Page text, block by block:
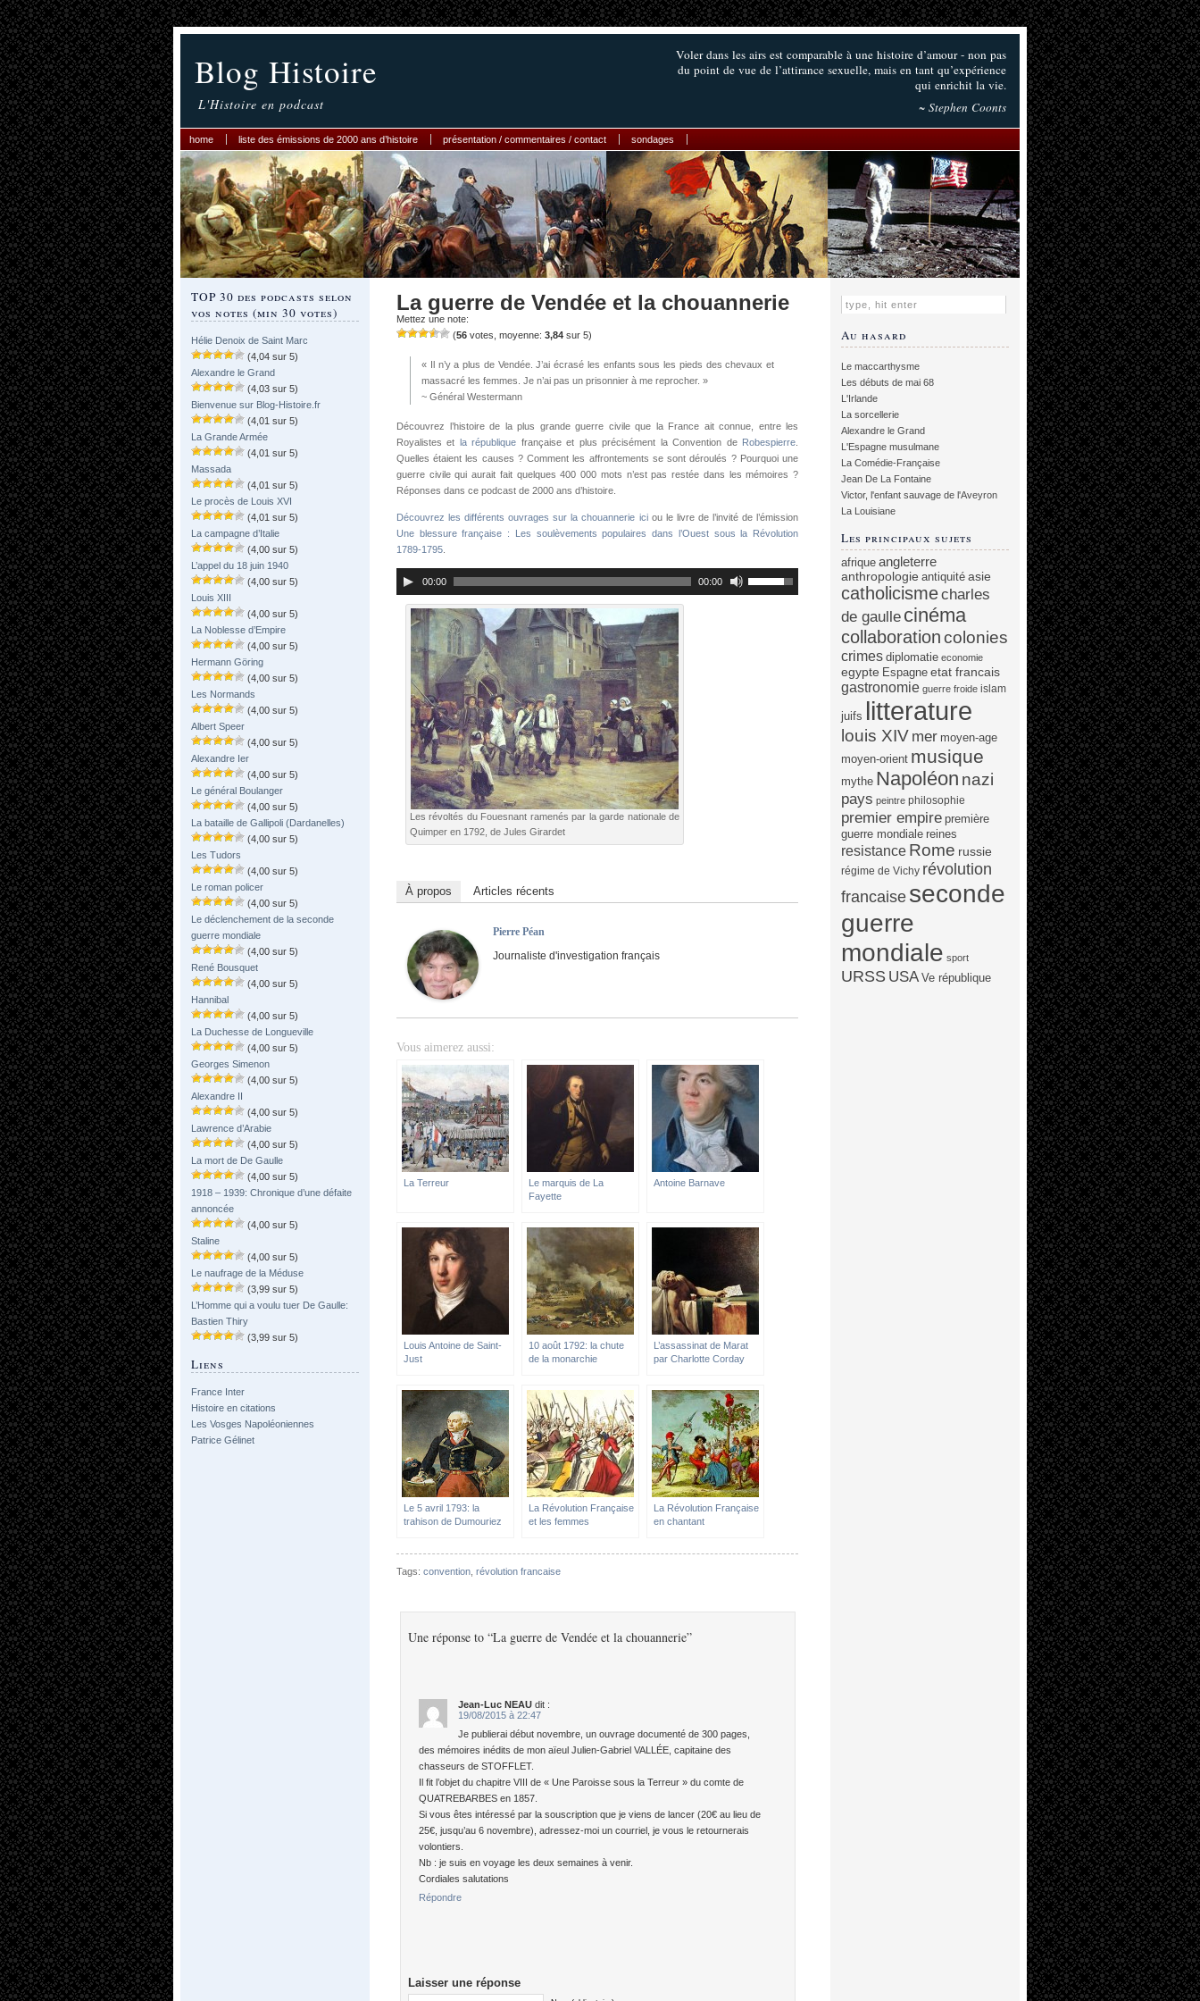
Blog Histoire
L'Histoire en podcast
Voler dans les airs est comparable à une histoire d’amour - non pas
du point de vue de l’attirance sexuelle, mais en tant qu’expérience
qui enrichit la vie.
~ Stephen Coonts
home liste des émissions de 2000 ans d’histoire présentation / commentaires / contact sondages
TOP 30 des podcasts selon
vos notes (min 30 votes)
Hélie Denoix de Saint Marc
(4,04 sur 5)
Alexandre le Grand
(4,03 sur 5)
Bienvenue sur Blog-Histoire.fr
(4,01 sur 5)
La Grande Armée
(4,01 sur 5)
Massada
(4,01 sur 5)
Le procès de Louis XVI
(4,01 sur 5)
La campagne d’Italie
(4,00 sur 5)
L’appel du 18 juin 1940
(4,00 sur 5)
Louis XIII
(4,00 sur 5)
La Noblesse d’Empire
(4,00 sur 5)
Hermann Göring
(4,00 sur 5)
Les Normands
(4,00 sur 5)
Albert Speer
(4,00 sur 5)
Alexandre Ier
(4,00 sur 5)
Le général Boulanger
(4,00 sur 5)
La bataille de Gallipoli (Dardanelles)
(4,00 sur 5)
Les Tudors
(4,00 sur 5)
Le roman policer
(4,00 sur 5)
Le déclenchement de la seconde
guerre mondiale
(4,00 sur 5)
René Bousquet
(4,00 sur 5)
Hannibal
(4,00 sur 5)
La Duchesse de Longueville
(4,00 sur 5)
Georges Simenon
(4,00 sur 5)
Alexandre II
(4,00 sur 5)
Lawrence d’Arabie
(4,00 sur 5)
La mort de De Gaulle
(4,00 sur 5)
1918 – 1939: Chronique d’une défaite
annoncée
(4,00 sur 5)
Staline
(4,00 sur 5)
Le naufrage de la Méduse
(3,99 sur 5)
L’Homme qui a voulu tuer De Gaulle:
Bastien Thiry
(3,99 sur 5)
Liens
France Inter
Histoire en citations
Les Vosges Napoléoniennes
Patrice Gélinet
La guerre de Vendée et la chouannerie
Mettez une note:
(56 votes, moyenne: 3,84 sur 5)
« Il n’y a plus de Vendée. J’ai écrasé les enfants sous les pieds des chevaux et
massacré les femmes. Je n’ai pas un prisonnier à me reprocher. »
~ Général Westermann
Découvrez l’histoire de la plus grande guerre civile que la France ait connue, entre les
Royalistes et la république française et plus précisément la Convention de Robespierre
Quelles étaient les causes ? Comment les affrontements se sont déroulés ? Pourquoi une
guerre civile qui aurait fait quelques 400 000 mots n’est pas restée dans les mémoires ?
Réponses dans ce podcast de 2000 ans d’histoire.
Découvrez les différents ouvrages sur la chouannerie ici ou le livre de l’invité de l’émission
Une blessure française : Les soulèvements populaires dans l’Ouest sous la Révolution
1789-1795
00:00 00:00
Les révoltés du Fouesnant ramenés par la garde nationale de
Quimper en 1792, de Jules Girardet
À propos Articles récents
Pierre Péan
Journaliste d'investigation français
Vous aimerez aussi:
La Terreur
Le marquis de La
Fayette
Antoine Barnave
Louis Antoine de Saint-
Just
10 août 1792: la chute
de la monarchie
L’assassinat de Marat
par Charlotte Corday
Le 5 avril 1793: la
trahison de Dumouriez
La Révolution Française
et les femmes
La Révolution Française
en chantant
Tags: convention révolution francaise
Une réponse to “La guerre de Vendée et la chouannerie”
Jean-Luc NEAU dit :
19/08/2015 à 22:47
Je publierai début novembre, un ouvrage documenté de 300 pages,
des mémoires inédits de mon aïeul Julien-Gabriel VALLÉE, capitaine des
chasseurs de STOFFLET.
Il fit l’objet du chapitre VIII de « Une Paroisse sous la Terreur » du comte de
QUATREBARBES en 1857.
Si vous êtes intéressé par la souscription que je viens de lancer (20€ au lieu de
25€, jusqu’au 6 novembre), adressez-moi un courriel, je vous le retournerais
volontiers.
Nb : je suis en voyage les deux semaines à venir.
Cordiales salutations
Répondre
Laisser une réponse
Au hasard
Le maccarthysme
Les débuts de mai 68
L'Irlande
La sorcellerie
Alexandre le Grand
L'Espagne musulmane
La Comédie-Française
Jean De La Fontaine
Victor, l'enfant sauvage de l'Aveyron
La Louisiane
Les principaux sujets
afrique angleterre
anthropologie antiquité asie
catholicismecharles
de gaulle cinéma
collaborationcolonies
crimes diplomatie economie
egypte Espagne etat francais
gastronomie guerre froide islam
juifs litterature
louis XIV mer moyen-age
moyen-orient musique
mythe Napoléon nazi
pays peintre philosophie
premier empire première
guerre mondiale reines
resistance Rome russie
régime de Vichy révolution
francaise seconde
guerre
mondiale sport
URSS USA Ve république